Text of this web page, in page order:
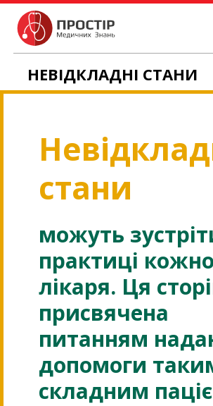
НЕВІДКЛАДНІ СТАНИ
стани
можуть
практиці
лікаря. Ця
присвячена
питанням
допомоги
складним